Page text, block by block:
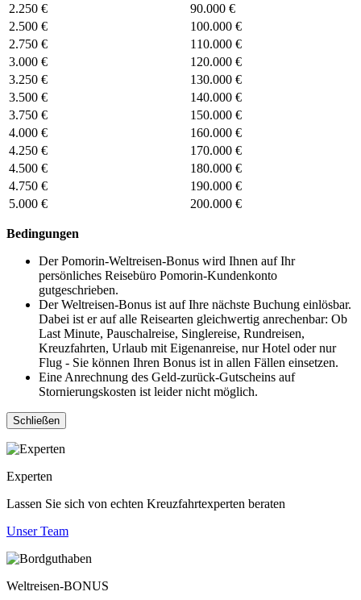
2.250 €
90.000 €
2.500 €
100.000 €
2.750 €
110.000 €
3.000 €
120.000 €
3.250 €
130.000 €
3.500 €
140.000 €
3.750 €
150.000 €
4.000 €
160.000 €
4.250 €
170.000 €
4.500 €
180.000 €
4.750 €
190.000 €
5.000 €
200.000 €
Bedingungen
Der Pomorin-Weltreisen-Bonus wird Ihnen auf Ihr
persönliches Reisebüro Pomorin-Kundenkonto
gutgeschrieben.
Der Weltreisen-Bonus ist auf Ihre nächste Buchung einlösbar.
Dabei ist er auf alle Reisearten gleichwertig anrechenbar: Ob
Last Minute, Pauschalreise, Singlereise, Rundreisen,
Kreuzfahrten, Urlaub mit Eigenanreise, nur Hotel oder nur
Flug - Sie können Ihren Bonus ist in allen Fällen einsetzen.
Eine Anrechnung des Geld-zurück-Gutscheins auf
Stornierungskosten ist leider nicht möglich.
Schließen
Experten
Lassen Sie sich von echten Kreuzfahrtexperten beraten
Unser Team
Weltreisen-BONUS